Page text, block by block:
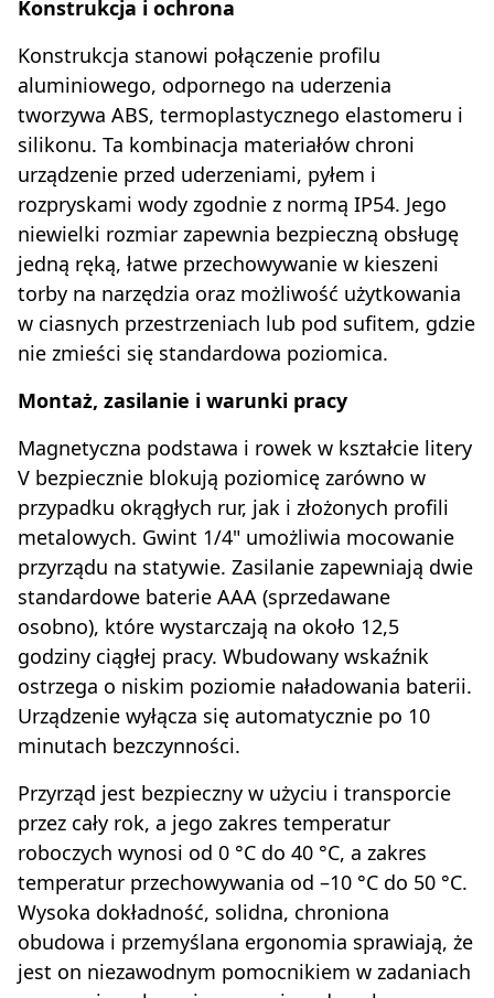
Konstrukcja i ochrona
Konstrukcja stanowi połączenie profilu
aluminiowego, odpornego na uderzenia
tworzywa ABS, termoplastycznego elastomeru i
silikonu. Ta kombinacja materiałów chroni
urządzenie przed uderzeniami, pyłem i
rozpryskami wody zgodnie z normą IP54. Jego
niewielki rozmiar zapewnia bezpieczną obsługę
jedną ręką, łatwe przechowywanie w kieszeni
torby na narzędzia oraz możliwość użytkowania
w ciasnych przestrzeniach lub pod sufitem, gdzie
nie zmieści się standardowa poziomica.
Montaż, zasilanie i warunki pracy
Magnetyczna podstawa i rowek w kształcie litery
V bezpiecznie blokują poziomicę zarówno w
przypadku okrągłych rur, jak i złożonych profili
metalowych. Gwint 1/4" umożliwia mocowanie
przyrządu na statywie. Zasilanie zapewniają dwie
standardowe baterie AAA (sprzedawane
osobno), które wystarczają na około 12,5
godziny ciągłej pracy. Wbudowany wskaźnik
ostrzega o niskim poziomie naładowania baterii.
Urządzenie wyłącza się automatycznie po 10
minutach bezczynności.
Przyrząd jest bezpieczny w użyciu i transporcie
przez cały rok, a jego zakres temperatur
roboczych wynosi od 0 °C do 40 °C, a zakres
temperatur przechowywania od –10 °C do 50 °C.
Wysoka dokładność, solidna, chroniona
obudowa i przemyślana ergonomia sprawiają, że
jest on niezawodnym pomocnikiem w zadaniach